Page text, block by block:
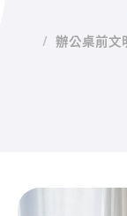
辦公桌前文